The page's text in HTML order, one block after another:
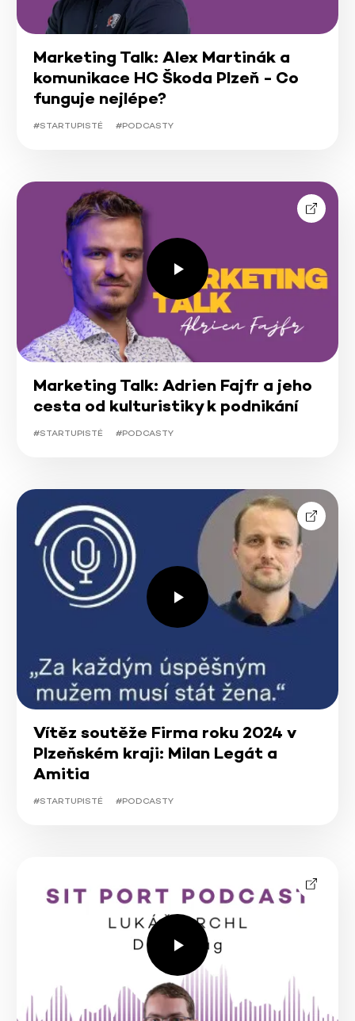
Marketing Talk: Alex Martinák a
komunikace HC Škoda Plzeň - Co
funguje nejlépe?
#STARTUPISTÉ #PODCASTY
Marketing Talk: Adrien Fajfr a jeho
cesta od kulturistiky k podnikání
#STARTUPISTÉ #PODCASTY
Vítěz soutěže Firma roku 2024 v
Plzeňském kraji: Milan Legát a
Amitia
#STARTUPISTÉ #PODCASTY